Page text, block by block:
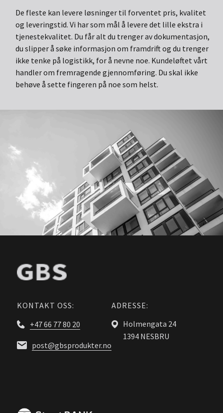
De fleste kan levere løsninger til forventet pris, kvalitet
og leveringstid. Vi har som mål å levere det lille ekstra i
tjenestekvalitet. Du får alt du trenger av dokumentasjon,
du slipper å søke informasjon om framdrift og du trenger
ikke tenke på logistikk, for å nevne noe. Kundeløftet vårt
handler om fremragende gjennomføring. Du skal ikke
behøve å sette fingeren på noe som helst.
KONTAKT OSS:
+47 66 77 80 20
post@gbsprodukter.no
ADRESSE:
Holmengata 24
1394 NESBRU